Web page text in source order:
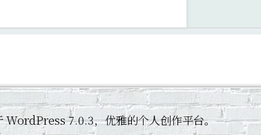
7.0.3，优雅的个人创作平台。